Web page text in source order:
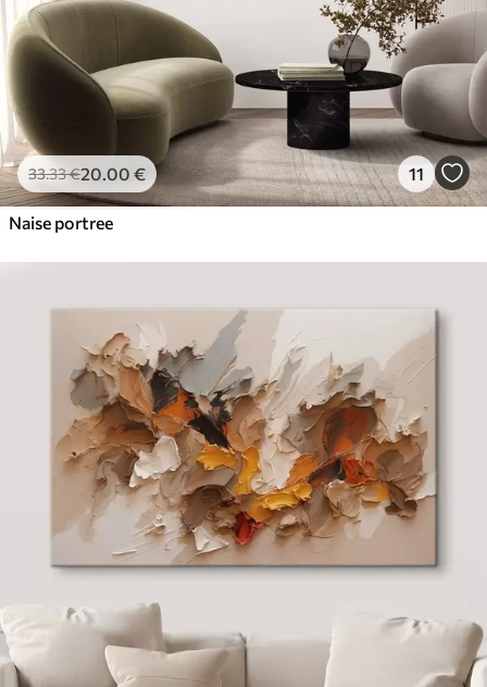
33.33€20.00 € 11
Naise portree